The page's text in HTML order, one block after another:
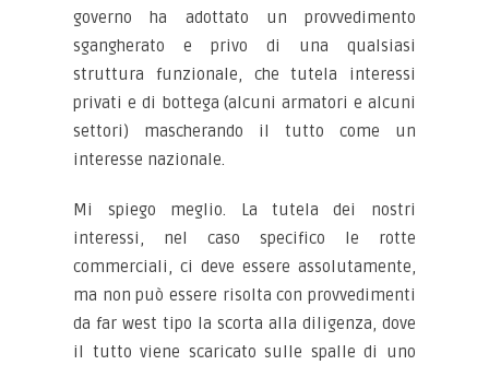
governo ha adottato un provvedimento
sgangherato e privo di una qualsiasi
struttura funzionale, che tutela interessi
privati e di bottega (alcuni armatori e alcuni
settori) mascherando il tutto come un
interesse nazionale.
Mi spiego meglio. La tutela dei nostri
interessi, nel caso specifico le rotte
commerciali, ci deve essere assolutamente,
ma non può essere risolta con provvedimenti
da far west tipo la scorta alla diligenza, dove
il tutto viene scaricato sulle spalle di uno